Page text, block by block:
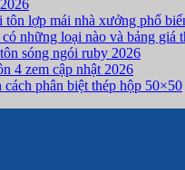
tôn lợp mái nhà xưởng phổ
những loại nào và bảng giá
sóng ngói ruby 2026
4 zem cập nhật 2026
cách phân biệt thép hộp 50×50